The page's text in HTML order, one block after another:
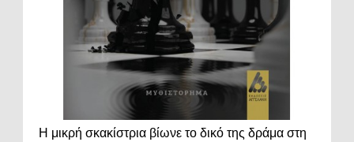
Η μικρή σκακίστρια βίωνε το δικό της δράμα στη